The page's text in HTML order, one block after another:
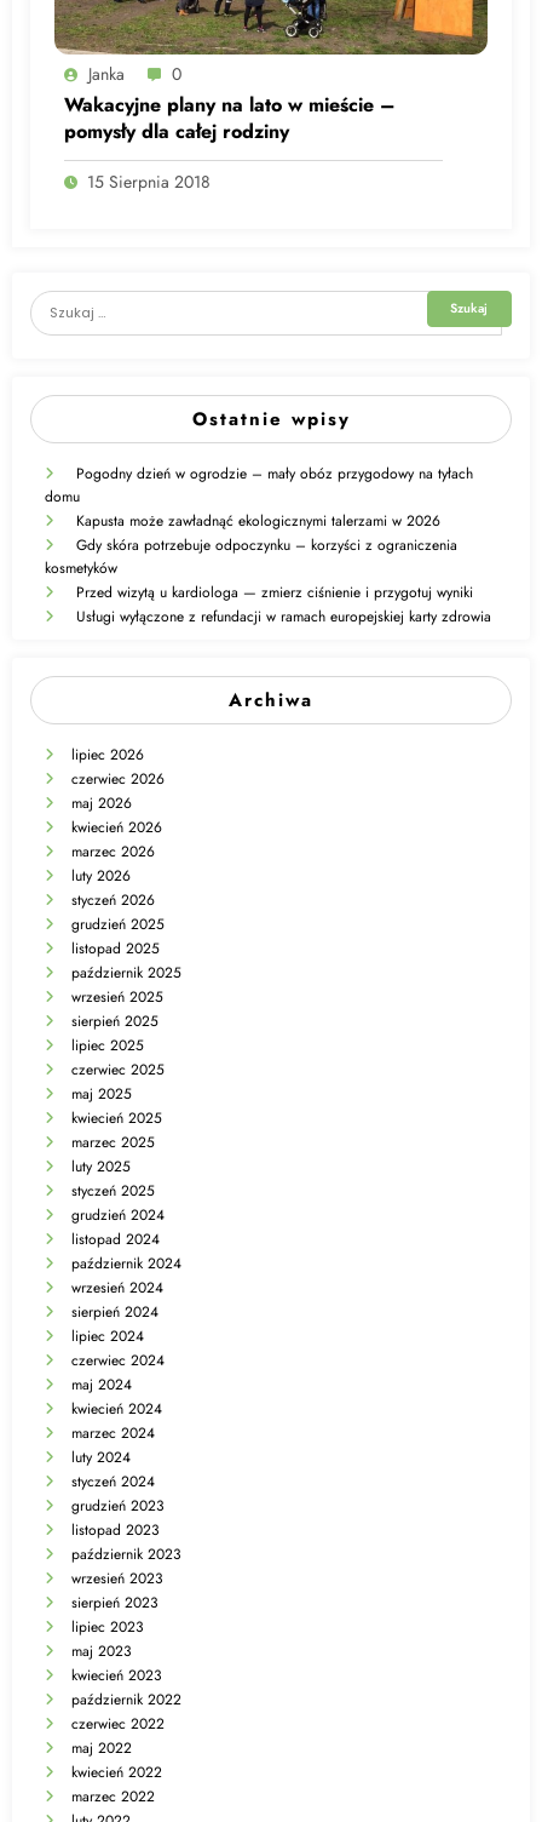
Janka 0
Wakacyjne plany na lato w mieście –
pomysły dla całej rodziny
15 Sierpnia 2018
Ostatnie wpisy
Pogodny dzień w ogrodzie – mały obóz przygodowy na tyłach
domu
Kapusta może zawładnąć ekologicznymi talerzami w 2026
Gdy skóra potrzebuje odpoczynku – korzyści z ograniczenia
kosmetyków
Przed wizytą u kardiologa — zmierz ciśnienie i przygotuj wyniki
Usługi wyłączone z refundacji w ramach europejskiej karty zdrowia
Archiwa
lipiec 2026
czerwiec 2026
maj 2026
kwiecień 2026
marzec 2026
luty 2026
styczeń 2026
grudzień 2025
listopad 2025
październik 2025
wrzesień 2025
sierpień 2025
lipiec 2025
czerwiec 2025
maj 2025
kwiecień 2025
marzec 2025
luty 2025
styczeń 2025
grudzień 2024
listopad 2024
październik 2024
wrzesień 2024
sierpień 2024
lipiec 2024
czerwiec 2024
maj 2024
kwiecień 2024
marzec 2024
luty 2024
styczeń 2024
grudzień 2023
listopad 2023
październik 2023
wrzesień 2023
sierpień 2023
lipiec 2023
maj 2023
kwiecień 2023
październik 2022
czerwiec 2022
maj 2022
kwiecień 2022
marzec 2022